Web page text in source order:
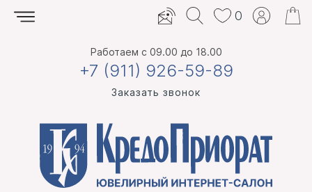
Работаем с 09.00 до 18.00
+7 (911) 926-59-89
Заказать звонок
0